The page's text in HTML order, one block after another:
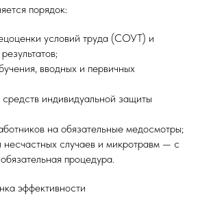
порядок:
условий труда (СОУТ) и
вводных и первичных
средств индивидуальной защиты
на обязательные медосмотры;
несчастных случаев и микротравм — с
процедура.
эффективности